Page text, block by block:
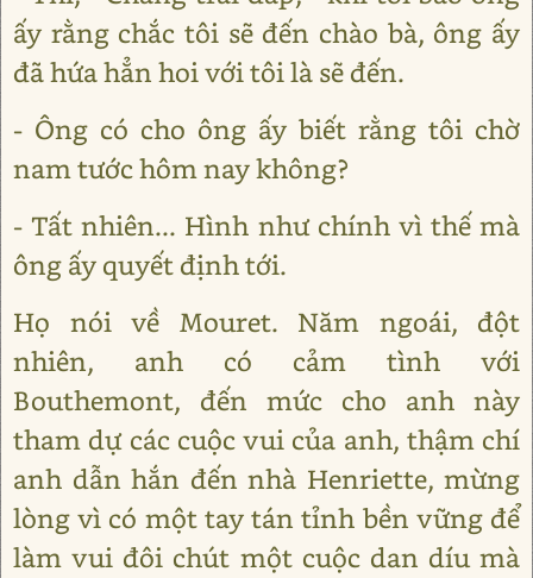
ấy rằng chắc tôi sẽ đến chào bà, ông ấy
đã hứa hẳn hoi với tôi là sẽ đến.
- Ông có cho ông ấy biết rằng tôi chờ
nam tước hôm nay không?
- Tất nhiên... Hình như chính vì thế mà
ông ấy quyết định tới.
Họ nói về Mouret. Năm ngoái, đột
nhiên, anh có cảm tình với
Bouthemont, đến mức cho anh này
tham dự các cuộc vui của anh, thậm chí
anh dẫn hắn đến nhà Henriette, mừng
lòng vì có một tay tán tỉnh bền vững để
làm vui đôi chút một cuộc dan díu mà